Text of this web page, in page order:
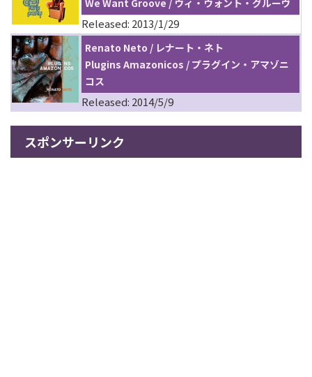
We Want Groove / ウィ・ウォント・グルーヴ
Released: 2013/1/29
Renato Neto / レナート・ネト
Plugins Amazonicos / プラグイン・アマゾニ
コス
Released: 2014/5/9
スポンサーリンク